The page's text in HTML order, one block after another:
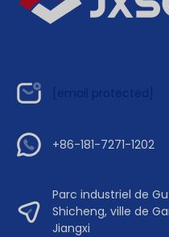
+86-181-7271-1202
Parc industriel de
Shicheng, ville de
Jiangxi